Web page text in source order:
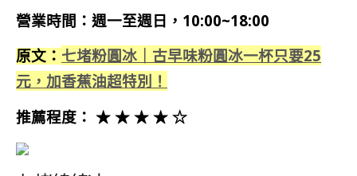
營業時間：週一至週日，10:00~18:00
原文： 七堵粉圓冰｜古早味粉圓冰一杯只要25
元，加香蕉油超特別！
推薦程度： ★ ★ ★ ★ ☆